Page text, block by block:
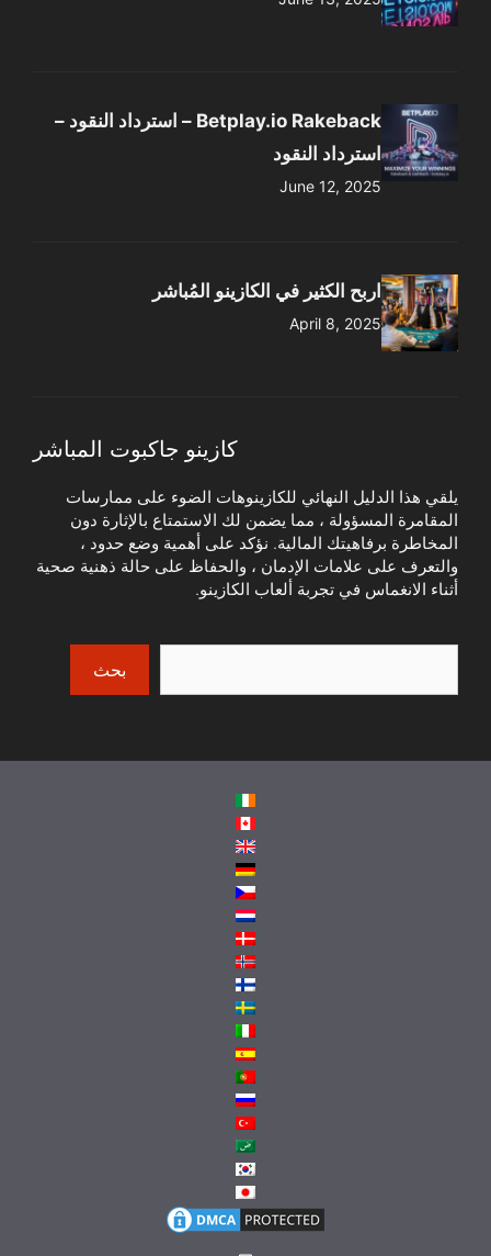
Betplay.io Rakeback – استرداد النقود –
استرداد النقود
June 12, 2025
اربح الكثير في الكازينو المُباشر
April 8, 2025
كازينو جاكبوت المباشر
يلقي هذا الدليل النهائي للكازينوهات الضوء على ممارسات
المقامرة المسؤولة ، مما يضمن لك الاستمتاع بالإثارة دون
المخاطرة برفاهيتك المالية. نؤكد على أهمية وضع حدود ،
والتعرف على علامات الإدمان ، والحفاظ على حالة ذهنية صحية
أثناء الانغماس في تجربة ألعاب الكازينو.
بحث